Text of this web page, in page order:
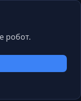
робот.